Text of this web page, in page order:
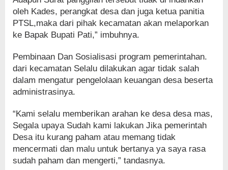
oleh Kades, perangkat desa dan juga ketua panitia
PTSL,maka dari pihak kecamatan akan melaporkan
ke Bapak Bupati Pati,” imbuhnya.
Pembinaan Dan Sosialisasi program pemerintahan.
dari kecamatan Selalu dilakukan agar tidak salah
dalam mengatur pengelolaan keuangan desa beserta
administrasinya.
“Kami selalu memberikan arahan ke desa desa mas,
Segala upaya Sudah kami lakukan Jika pemerintah
Desa itu kurang paham atau memang tidak
mencermati dan malu untuk bertanya ya saya rasa
sudah paham dan mengerti,” tandasnya.